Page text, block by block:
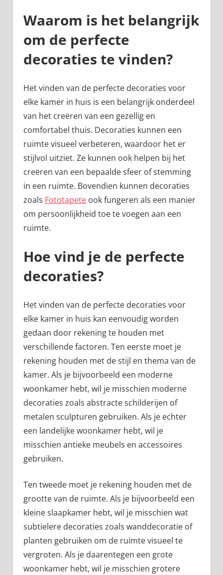
Waarom is het belangrijk
om de perfecte
decoraties te vinden?
Het vinden van de perfecte decoraties voor
elke kamer in huis is een belangrijk onderdeel
van het creëren van een gezellig en
comfortabel thuis. Decoraties kunnen een
ruimte visueel verbeteren, waardoor het er
stijlvol uitziet. Ze kunnen ook helpen bij het
creëren van een bepaalde sfeer of stemming
in een ruimte. Bovendien kunnen decoraties
zoals Fototapeteook fungeren als een manier
om persoonlijkheid toe te voegen aan een
ruimte.
Hoe vind je de perfecte
decoraties?
Het vinden van de perfecte decoraties voor
elke kamer in huis kan eenvoudig worden
gedaan door rekening te houden met
verschillende factoren. Ten eerste moet je
rekening houden met de stijl en thema van de
kamer. Als je bijvoorbeeld een moderne
woonkamer hebt, wil je misschien moderne
decoraties zoals abstracte schilderijen of
metalen sculpturen gebruiken. Als je echter
een landelijke woonkamer hebt, wil je
misschien antieke meubels en accessoires
gebruiken.
Ten tweede moet je rekening houden met de
grootte van de ruimte. Als je bijvoorbeeld een
kleine slaapkamer hebt, wil je misschien wat
subtielere decoraties zoals wanddecoratie of
planten gebruiken om de ruimte visueel te
vergroten. Als je daarentegen een grote
woonkamer hebt, wil je misschien grotere